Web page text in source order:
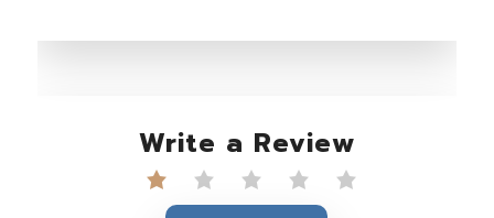
Write a Review